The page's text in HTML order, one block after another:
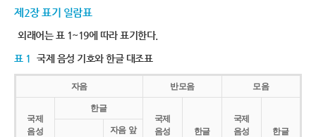
제2장 표기 일람표
외래어는 표 1~19에 따라 표기한다.
표 1 국제 음성 기호와 한글 대조표
자음 반모음 모음
국제
음성
한글
국제
음성
한글
국제
음성
한글
자음 앞